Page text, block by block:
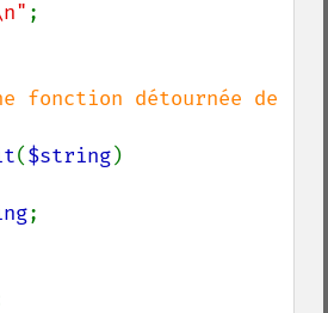
;
fonction détournée de
($string)
;